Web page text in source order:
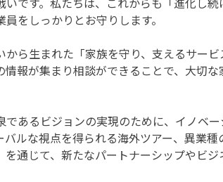
をしっかりとお守りします。
ら生まれた「家族を守り、支えるサー
報が集まり相談ができることで、大切
あるビジョンの実現のために、イノベ
ルな視点を得られる海外ツアー、異業
通じて、新たなパートナーシップやビ